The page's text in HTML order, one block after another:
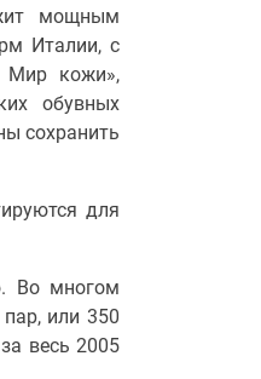
мощным
Италии, с
Мир кожи»,
обувных
сохранить
для
Во многом
или 350
весь 2005